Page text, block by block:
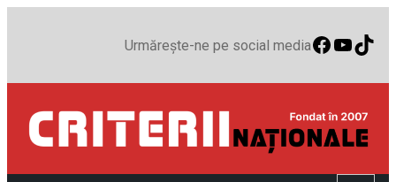
Urmărește-ne pe social media